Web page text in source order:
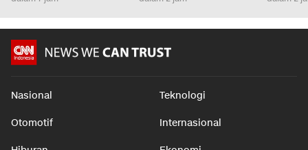
Nasional Teknologi
Otomotif Internasional